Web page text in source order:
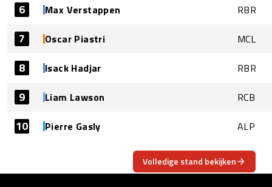
6 Max Verstappen RBR
7 Oscar Piastri MCL
8 Isack Hadjar RBR
9 Liam Lawson RCB
10 Pierre Gasly ALP
Volledige stand bekijken